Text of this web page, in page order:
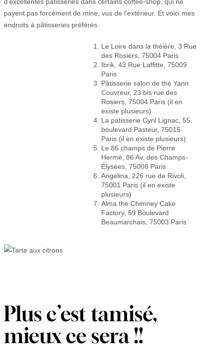
d’excellentes pâtisseries dans certains coffee-shop, qui ne
payent pas forcément de mine, vus de l’extérieur. Et voici mes
endroits à pâtisseries préférés.
Le Loire dans la théière, 3 Rue
des Rosiers, 75004 Paris
Ibrik, 43 Rue Laffitte, 75009
Paris
Pâtisserie salon de thé Yann
Couvreur, 23 bis rue des
Rosiers, 75004 Paris (il en
existe plusieurs)
La patisserie Cyril Lignac, 55
boulevard Pasteur, 75015
Paris (il en existe plusieurs)
Le 86 champs de Pierre
Hermé, 86 Av. des Champs-
Élysées, 75008 Paris
Angelina, 226 rue de Rivoli,
75001 Paris (il en existe
plusieurs)
Alma the Chimney Cake
Factory, 59 Boulevard
Beaumarchais, 75003 Paris
Plus c’est tamisé,
mieux ce sera !!